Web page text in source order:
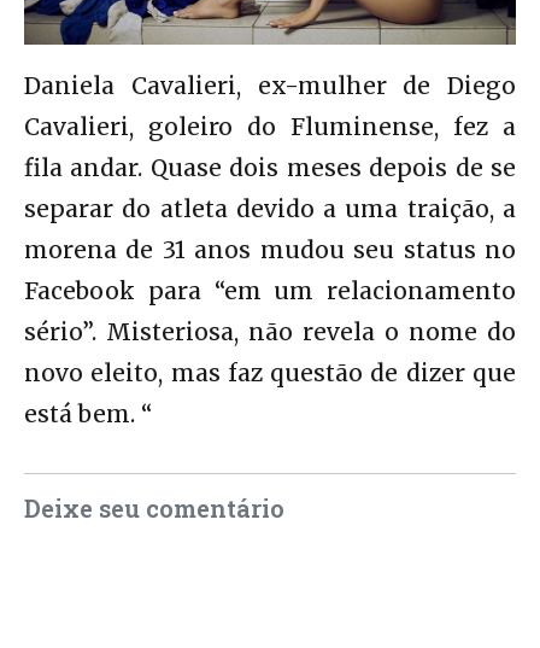
Daniela Cavalieri, ex-mulher de Diego
Cavalieri, goleiro do Fluminense, fez a
fila andar. Quase dois meses depois de se
separar do atleta devido a uma traição, a
morena de 31 anos mudou seu status no
Facebook para “em um relacionamento
sério”. Misteriosa, não revela o nome do
novo eleito, mas faz questão de dizer que
está bem. “
Deixe seu comentário